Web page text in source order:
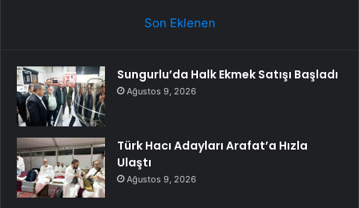
Son Eklenen
Sungurlu’da Halk Ekmek Satışı Başladı
Ağustos 9, 2026
Türk Hacı Adayları Arafat’a Hızla
Ulaştı
Ağustos 9, 2026